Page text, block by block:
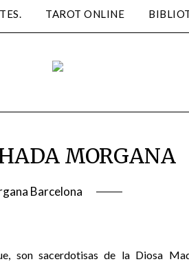
TAROT ONLINE
MORGANA
Barcelona
son sacerdotisas de la Diosa